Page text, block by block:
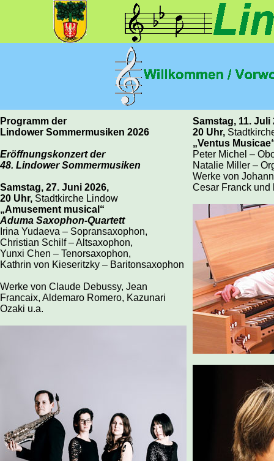
Programm der
Lindower Sommermusiken 2026
Eröffnungskonzert der
48. Lindower Sommermusiken
Samstag, 27. Juni 2026,
20 Uhr, Stadtkirche Lindow
„Amusement musical“
Aduma Saxophon-Quartett
Irina Yudaeva – Sopransaxophon,
Christian Schilf – Altsaxophon,
Yunxi Chen – Tenorsaxophon,
Kathrin von Kieseritzky – Baritonsaxophon
Werke von Claude Debussy, Jean
Francaix, Aldemaro Romero, Kazunari
Ozaki u.a.
Samstag, 11. Juli
20 Uhr,
„Ventus
Peter Michel –
Natalie Miller –
Werke von
Cesar Franck